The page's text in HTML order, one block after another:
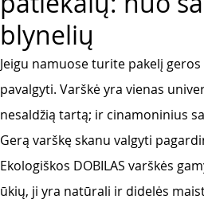
blynelių
Jeigu namuose turite pakelį
pavalgyti. Varškė yra vienas
nesaldžią tartą; ir cinamoninius
Gerą varškę skanu valgyti
Ekologiškos DOBILAS varškės
ūkių, ji yra natūrali ir didelės